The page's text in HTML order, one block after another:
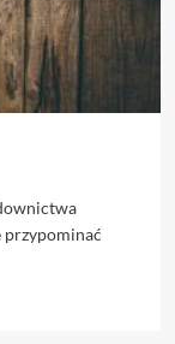
przypominać